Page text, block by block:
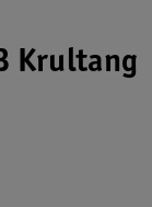
Krultang